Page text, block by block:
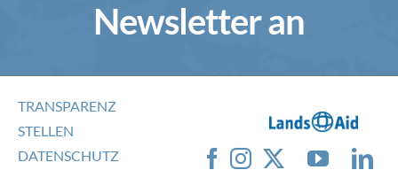
Newsletter an
TRANSPARENZ
STELLEN
DATENSCHUTZ